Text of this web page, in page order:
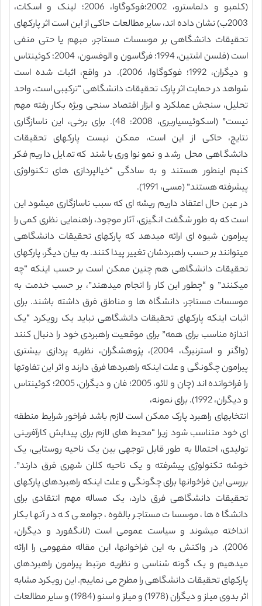
(کلمبو و دلماسترو، 2002؛فوکوگاوا، 2006؛ لینک و اسکات،
2003ب) نشان داده اند، سایر مطالعات حاکی از این است اثر پارکهای
تحقیقات دانشگاهی بر موسسات مستاجر، مبهم یا حتی منفی
است (فلسن اشتین، 1994؛ فرگاسون و الوفسون، 2004؛ کوئینتاس
و دیگران، 1992؛ فوکوگاوا، 2006). در واقع، اثبات شده است
شواهد در حمایت اثر پارک تحقیقات دانشگاهی “ترکیبی است، واحد
تحلیل، سنجش عملکرد و ابزار اقتصاد سنجی ویژه بکار رفته مهم
نیست” (اسکوئیسیاریری، 2008: 48). برای برخی، این ناسازگاری
نتایج، حاکی از این است، ممکن نیست پارکهای تحقیقات
دانشگاهی محل رشد و نمو نواوری باشند که تمایل داریم فکر
کنیم اینطور هستند و به سادگی “خیالپردازی های تکنولوژی
پیشرفته هستند” (مسی، 1991).
در عین حال اعتقاد داریم ریشه ای که سبب ناسازگاری میشود این
است که به طور شگفت انگیزی، آثار موجود، راهنمایی نظری کمی را
پیرامون شیوه ای ارائه میدهد که پارکهای تحقیقات دانشگاهی
میتوانند بر حسب راهبردشان تغییر پیدا کنند. به بیان دیگر، پارکهای
تحقیقات دانشگاهی هم چنین ممکن است بر حسب اینکه “چه
میکنند” و “چطور این کار را انجام میدهند”، بر حسب خدمت به
موسسات مستاجر، دانشگاه ها و مناطق فرق داشته باشند. برای
اثبات اینکه پارکهای تحقیقات دانشگاهی نباید یک رویکرد “یک
اندازه مناسب برای همه” برای موقعیت راهبردی خود را دنبال کنند
(واگنر و استرنبرگ، 2004)، پژوهشگران، نظریه پردازی بیشتری
پیرامون چگونگی و علت اینکه راهبردها فرق دارند و اثر این تفاوتها
را فراخوانده اند (چان و لائو، 2005؛ فان و دیگران، 2005؛ کوئینتاس
و دیگران، 1992). برای نمونه،
انتخابهای راهبرد پارک ممکن است لازم باشد فراخور شرایط منطقه
ای خود متناسب شود زیرا “محیط های لازم برای پیدایش کارآفرینی
تولیدی، احتمالا به طور قابل توجهی بین یک ناحیه روستایی، یک
خوشه تکنولوژی پیشرفته و یک ناحیه کلان شهری فرق دارند”.
بررسی این فراخوانها برای چگونگی و علت اینکه راهبردهای پارکهای
تحقیقات دانشگاهی فرق دارد، یک مساله مهم انتقادی برای
دانشگاه ها، موسسات مستاجر بالقوه، جوامعی که در آنها بکار
انداخته میشوند و سیاست عمومی است (لانگفورد و دیگران،
2006). در واکنش به این فراخوانها، این مقاله مفهومی را ارائه
میدهیم و یک گونه شناسی و نظریه مرتبط پیرامون راهبردهای
پارکهای تحقیقات دانشگاهی را مطرح می نماییم. این رویکرد مشابه
اثر بدوی میلز و دیگران (1978) و میلز و اسنو (1984) و سایر مطالعات